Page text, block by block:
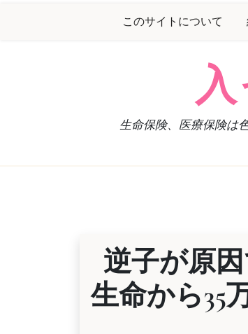
このサイトについて
生命保険、医療保険は
逆子が原
生命から35